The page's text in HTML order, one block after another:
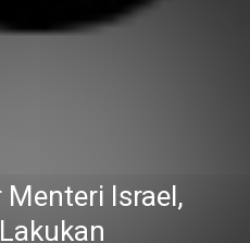
Menteri Israel,